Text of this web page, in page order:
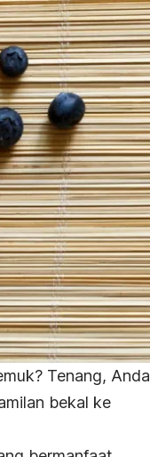
Tenang, Anda
bekal ke